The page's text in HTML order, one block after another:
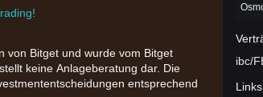
von Bitget und wurde vom Bitget
keine Anlageberatung dar. Die
entsprechend
ibc/
Links